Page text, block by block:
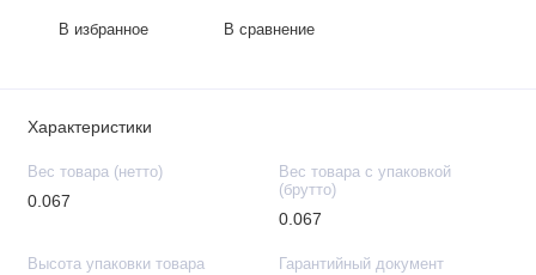
В избранное В сравнение
Характеристики
Вес товара (нетто)
0.067
Вес товара с упаковкой
(брутто)
0.067
Высота упаковки товара Гарантийный документ